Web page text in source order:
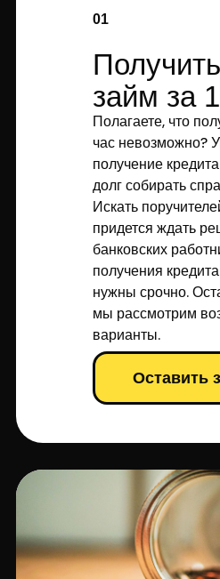
01
Получить
займ за
Полагаете, что
час невозможно?
получение
долг собирать
Искать
придется ждать
банковских
получения
нужны срочно.
мы рассмотрим
варианты.
Оставить